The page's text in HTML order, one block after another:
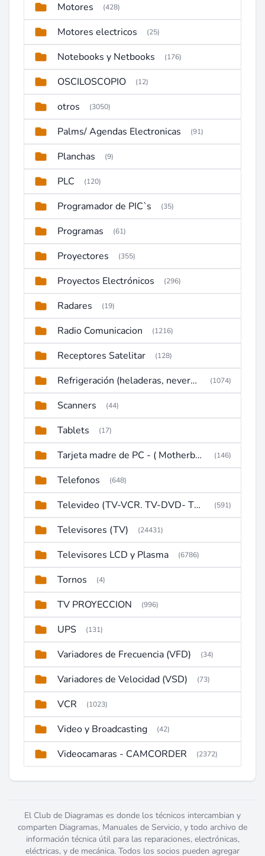
Motores (428)
Motores electricos (25)
Notebooks y Netbooks (176)
OSCILOSCOPIO (12)
otros (3050)
Palms/ Agendas Electronicas (91)
Planchas (9)
PLC (120)
Programador de PIC`s (35)
Programas (61)
Proyectores (355)
Proyectos Electrónicos (296)
Radares (19)
Radio Comunicacion (1216)
Receptores Satelitar (128)
Refrigeración (heladeras, neveras, congeladores) (1074)
Scanners (44)
Tablets (17)
Tarjeta madre de PC - ( Motherboard ) (146)
Telefonos (648)
Televideo (TV-VCR. TV-DVD- TV-DVD-VCR) (591)
Televisores (TV) (24431)
Televisores LCD y Plasma (6786)
Tornos (4)
TV PROYECCION (996)
UPS (131)
Variadores de Frecuencia (VFD) (34)
Variadores de Velocidad (VSD) (73)
VCR (1023)
Video y Broadcasting (42)
Videocamaras - CAMCORDER (2372)
El Club de Diagramas es donde los técnicos intercambian y
comparten Diagramas, Manuales de Servicio, y todo archivo de
información técnica útil para las reparaciones, electrónicas,
eléctricas, y de mecánica. Todos los socios pueden agregar